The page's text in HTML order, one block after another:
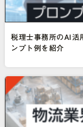
税理士事務所のAI活
ンプト例を紹介